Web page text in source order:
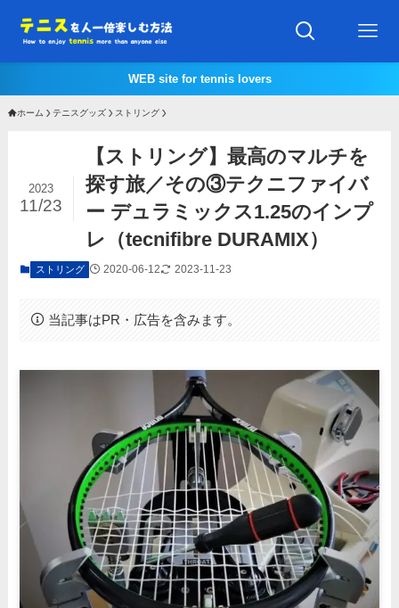
WEB site for tennis lovers
ホーム テニスグッズ ストリング
【ストリング】最高のマルチを
探す旅／その③テクニファイバ
ー デュラミックス1.25のインプ
レ（tecnifibre DURAMIX）
2023
11/23
ストリング 2020-06-12 2023-11-23
当記事はPR・広告を含みます。